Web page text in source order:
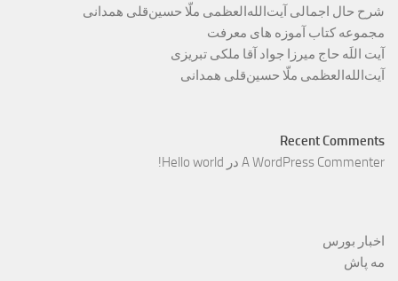
شرح حال اجمالی آیت‌الله‌العظمی ملّا حسین‌قلی همدانی
مجموعه کتاب آموزه های معرفت
آیت اللَه حاج میرزا جواد آقا ملکی تبریزی
آیت‌الله‌العظمی ملّا حسین‌قلی همدانی
Recent Comments
A WordPress Commenter در Hello world!
اخبار بورس
مه پاش